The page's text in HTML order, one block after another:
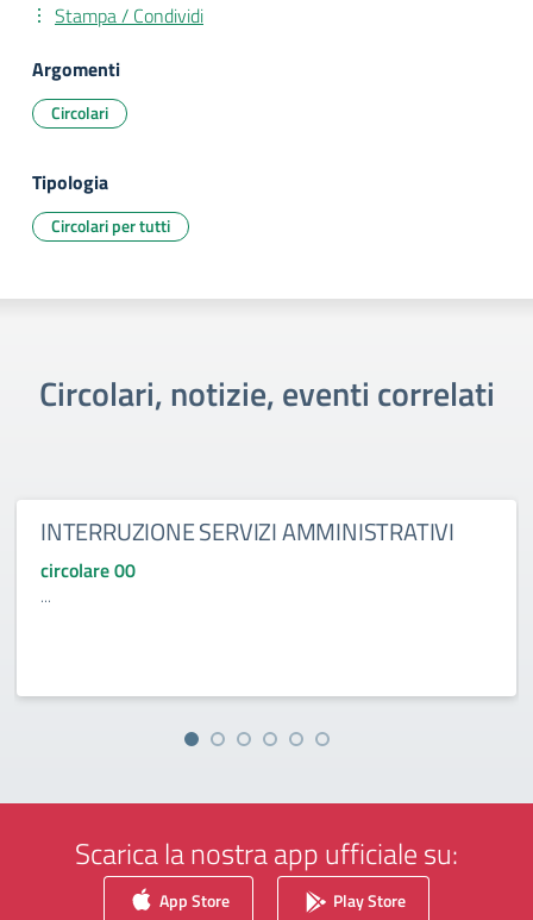
Stampa / Condividi
Argomenti
Circolari
Tipologia
Circolari per tutti
Circolari, notizie, eventi correlati
INTERRUZIONE SERVIZI AMMINISTRATIVI
circolare 00
...
Scarica la nostra app ufficiale su:
App Store Play Store